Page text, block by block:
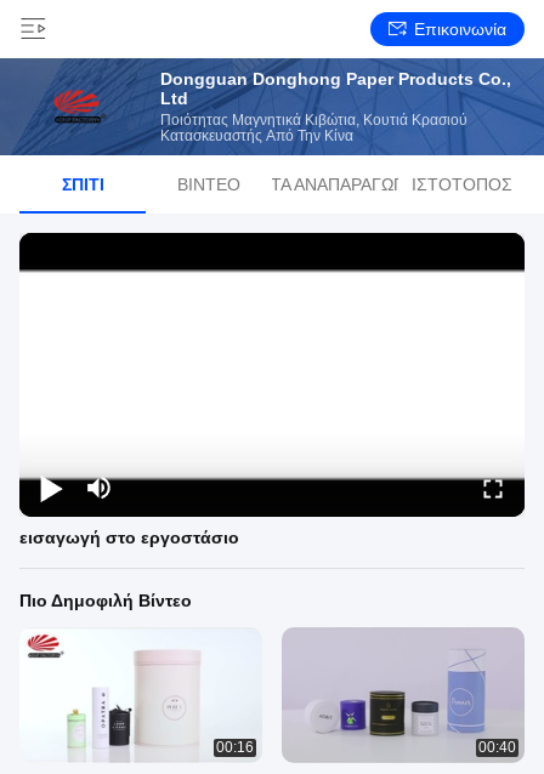
Επικοινωνία
Dongguan Donghong Paper Products Co.,
Ltd
Ποιότητας Μαγνητικά Κιβώτια, Κουτιά Κρασιού
Κατασκευαστής Από Την Κίνα
ΣΠΊΤΙ ΒΊΝΤΕΟ ΛΊΣΤΑ ΑΝΑΠΑΡΑΓΩΓΉΣΙΣΤΌΤΟΠΟΣ
εισαγωγή στο εργοστάσιο
Πιο Δημοφιλή Βίντεο
00:16 00:40